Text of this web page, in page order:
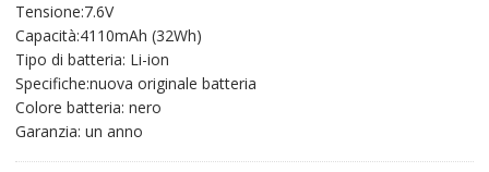
originale
era:
48,57€.
è:
37,86€.
Tensione:7.6V
Capacità:4110mAh (32Wh)
Tipo di batteria: Li-ion
Specifiche:nuova originale batteria
Colore batteria: nero
Garanzia: un anno